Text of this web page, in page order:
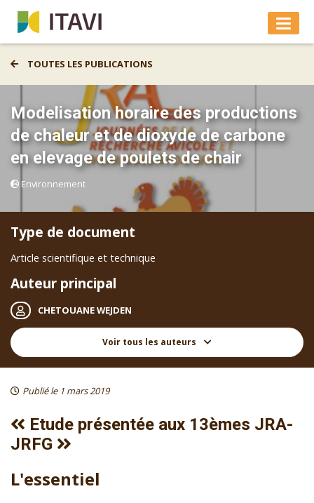
TOUTES LES PUBLICATIONS
Modelisation horaire des productions
de chaleur et de dioxyde de carbone
en elevage de poulets de chair
Environnement
Type de document
Article scientifique et technique
Auteur principal
CHETOUANE WEJDEN
Voir tous les auteurs
Publié le 1 mars 2019
Etude présentée aux 13èmes JRA-
JRFG
L'essentiel